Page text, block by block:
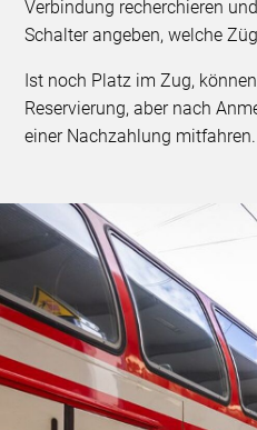
Verbindung recherchieren
Schalter angeben, welche
Ist noch Platz im Zug,
Reservierung, aber nach
einer Nachzahlung mitfahren.